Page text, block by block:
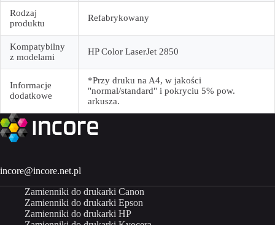
Rodzaj
produktu
Refabrykowany
Kompatybilny
z modelami
HP Color LaserJet 2850
Informacje
dodatkowe
*Przy druku na A4, w jakości
"normal/standard" i pokryciu 5% pow.
arkusza.
incore@incore.net.pl
Zamienniki do drukarki Canon
Zamienniki do drukarki Epson
Zamienniki do drukarki HP